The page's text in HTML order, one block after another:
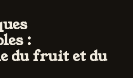
:
du fruit et du